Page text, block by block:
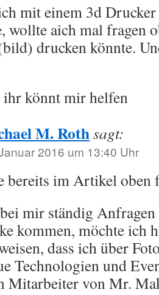
mit einem 3d
wollte aich mal fragen
drucken könnte.
könnt mir helfen
M. Rothsagt:
2016 um 13:40 Uhr
bereits im Artikel oben
mir ständig
kommen, möchte ich
dass ich über
Technologien und
Mitarbeiter von Mr.